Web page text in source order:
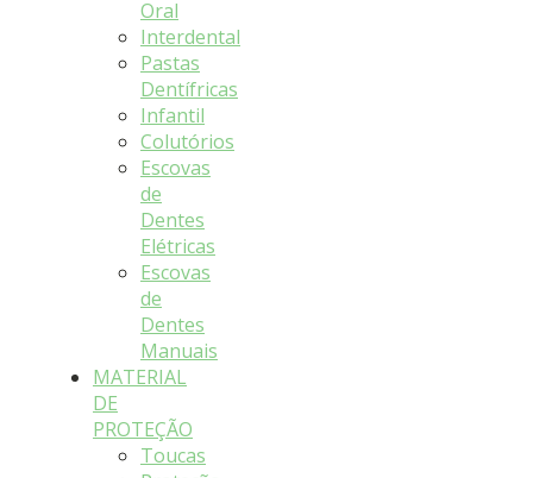
Oral
Interdental
Pastas
Dentífricas
Infantil
Colutórios
Escovas
de
Dentes
Elétricas
Escovas
de
Dentes
Manuais
MATERIAL
DE
PROTEÇÃO
Toucas